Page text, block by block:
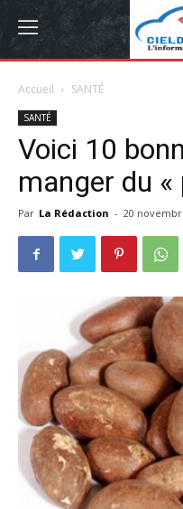
Accueil SANTÉ
SANTÉ
Voici 10
manger du
Par La Rédaction - 20